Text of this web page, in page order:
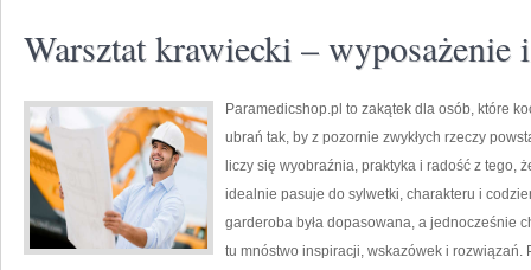
Warsztat krawiecki – wyposażenie
Paramedicshop.pl to zakątek dla osób, które
ubrań tak, by z pozornie zwykłych rzeczy
liczy się wyobraźnia, praktyka i radość z tego,
idealnie pasuje do sylwetki, charakteru i
garderoba była dopasowana, a jednocześnie
tu mnóstwo inspiracji, wskazówek i rozwiązań.